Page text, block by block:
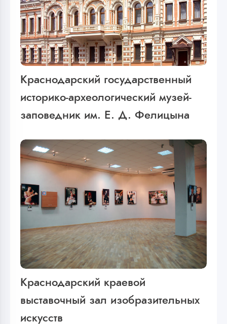
Краснодарский государственный
историко-археологический музей-
заповедник им. Е. Д. Фелицына
Краснодарский краевой
выставочный зал изобразительных
искусств